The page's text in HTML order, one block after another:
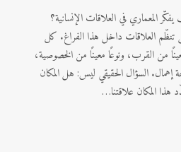
المعماري في العلاقات الإنسانية؟
تنظّم العلاقات داخل هذا الفراغ. كل
من القرب، ونوعًا معينًا من الخصوصية،
السؤال الحقيقي ليس: هل المكان
المكان علاقتنا…